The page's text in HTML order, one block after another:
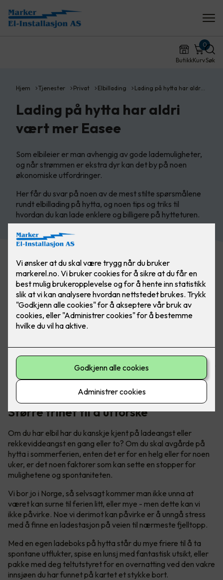
ButikkKurv
0
Søk
Hjem Tjenester Privat Elbillading Lading på hytta har aldr…
Lading på hytta har aldri
vært mer Easee
Som elbileier er man avhengig av gode lademuligheter,
og når strømmen er ekstra dyr kan det by på noen
økonomiske utfordringer.
Her får du svar på noen av de mest stilte spørsmålene
rundt elbillading på hytta, og noen tips og triks til
hvordan du kan lade enklere og billigere på hytteturen.
Har du hytte? Med lader fra Easee er du alltid klar for neste
eventyr. Utforsk både fjell og fjorder når du er på hytta -
uten å få ladeangst. Bilde: Easee
Større frihet til å utforske
Om du har elbil har du kanskje kjent på ladeangst eller
rekkeviddeangst en gang eller to? Om du skal avgårde på
hytta i sommerferien, enten det er for en helg eller for noen
uker, er det noen faktorer som kan sette en stopper for
mulighetene og spontaniteten.
Vi bor jo i Norge, så selvsagt kommer man ikke unna at
været kan surne til ferien litt, eller mye - men dette kan vi
ikke påvirke. Noe vi derimot kan påvirke er å unngå stress
med å finne en ladestasjon på veien til nærmeste fjelltopp.
Med en egen ladeboks på hytta står du mye friere til å ta
spontane utflukter, spise en lunsj med fantastisk utsikt, eller
pakke med deg teltutstyret for en overnatting ved den vakre
innsjøen du har funnet på kartet et stykke bort.